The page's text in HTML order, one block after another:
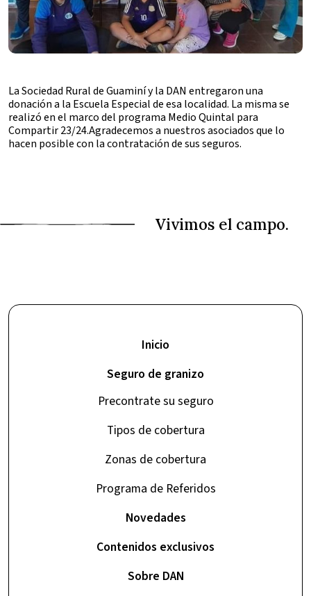
La Sociedad Rural de Guaminí y la DAN entregaron una
donación a la Escuela Especial de esa localidad. La misma se
realizó en el marco del programa Medio Quintal para
Compartir 23/24.Agradecemos a nuestros asociados que lo
hacen posible con la contratación de sus seguros.
Inicio
Seguro de granizo
Precontrate su seguro
Tipos de cobertura
Zonas de cobertura
Programa de Referidos
Novedades
Contenidos exclusivos
Sobre DAN